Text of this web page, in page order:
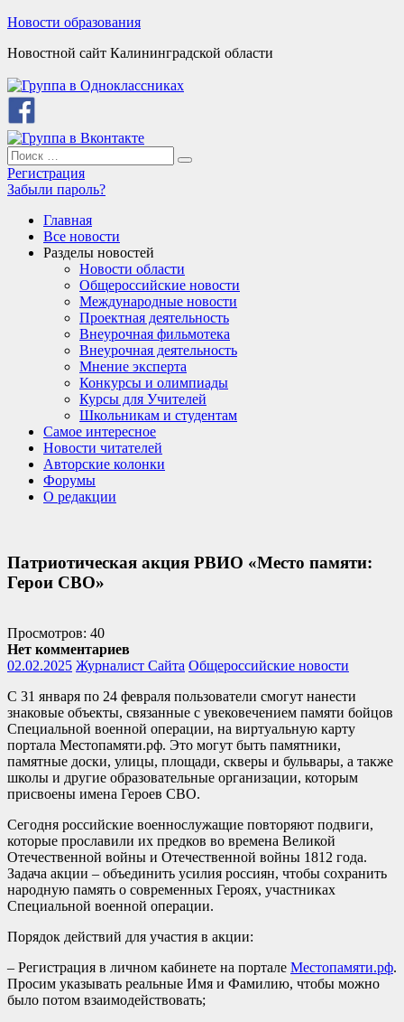
Skip
content
Новости образования
Новостной сайт Калининградской области
Search
for:
Search
Регистрация
Забыли пароль?
Главная
Все новости
Разделы новостей
Новости области
Общероссийские новости
Международные новости
Проектная деятельность
Внеурочная фильмотека
Внеурочная деятельность
Мнение эксперта
Конкурсы и олимпиады
Курсы для Учителей
Школьникам и студентам
Самое интересное
Новости читателей
Авторские колонки
Форумы
О редакции
Патриотическая акция РВИО «Место памяти:
Герои СВО»
Просмотров: 40
Нет комментариев
02.02.2025 Журналист Сайта Общероссийские новости
С 31 января по 24 февраля пользователи смогут нанести
знаковые объекты, связанные с увековечением памяти бойцов
Специальной военной операции, на виртуальную карту
портала Местопамяти.рф. Это могут быть памятники,
памятные доски, улицы, площади, скверы и бульвары, а также
школы и другие образовательные организации, которым
присвоены имена Героев СВО.
Сегодня российские военнослужащие повторяют подвиги,
которые прославили их предков во времена Великой
Отечественной войны и Отечественной войны 1812 года.
Задача акции – объединить усилия россиян, чтобы сохранить
народную память о современных Героях, участниках
Специальной военной операции.
Порядок действий для участия в акции:
– Регистрация в личном кабинете на портале Местопамяти.рф.
Просим указывать реальные Имя и Фамилию, чтобы можно
было потом взаимодействовать;